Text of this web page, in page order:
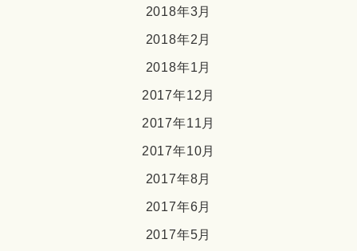
2018年3月
2018年2月
2018年1月
2017年12月
2017年11月
2017年10月
2017年8月
2017年6月
2017年5月